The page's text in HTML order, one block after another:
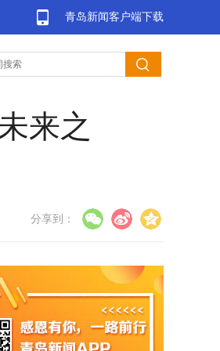
青岛新闻客户端下载
来之
分享到：